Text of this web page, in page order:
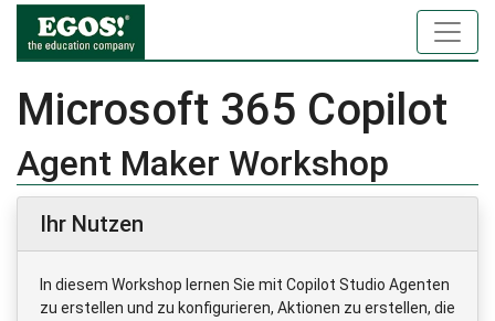
Microsoft 365 Copilot
Agent Maker Workshop
Ihr Nutzen
In diesem Workshop lernen Sie mit Copilot Studio Agenten
zu erstellen und zu konfigurieren, Aktionen zu erstellen, die